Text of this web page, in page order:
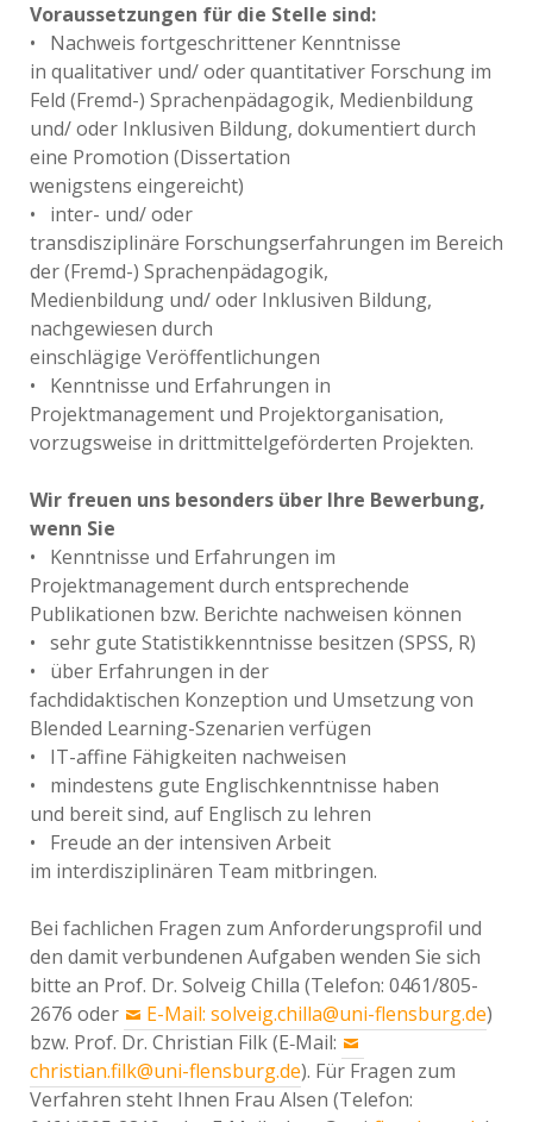
Voraussetzungen für die Stelle sind:
• Nachweis fortgeschrittener Kenntnisse
in qualitativer und/ oder quantitativer Forschung im
Feld (Fremd-) Sprachenpädagogik, Medienbildung
und/ oder Inklusiven Bildung, dokumentiert durch
eine Promotion (Dissertation
wenigstens eingereicht)
• inter- und/ oder
transdisziplinäre Forschungserfahrungen im Bereich
der (Fremd-) Sprachenpädagogik,
Medienbildung und/ oder Inklusiven Bildung,
nachgewiesen durch
einschlägige Veröffentlichungen
• Kenntnisse und Erfahrungen in
Projektmanagement und Projektorganisation,
vorzugsweise in drittmittelgeförderten Projekten.
Wir freuen uns besonders über Ihre Bewerbung,
wenn Sie
• Kenntnisse und Erfahrungen im
Projektmanagement durch entsprechende
Publikationen bzw. Berichte nachweisen können
• sehr gute Statistikkenntnisse besitzen (SPSS, R)
• über Erfahrungen in der
fachdidaktischen Konzeption und Umsetzung von
Blended Learning-Szenarien verfügen
• IT-affine Fähigkeiten nachweisen
• mindestens gute Englischkenntnisse haben
und bereit sind, auf Englisch zu lehren
• Freude an der intensiven Arbeit
im interdisziplinären Team mitbringen.
Bei fachlichen Fragen zum Anforderungsprofil und
den damit verbundenen Aufgaben wenden Sie sich
bitte an Prof. Dr. Solveig Chilla (Telefon: 0461/805-
2676 oder
E-Mail: solveig.chilla@uni-flensburg.de)
bzw. Prof. Dr. Christian Filk (E‐Mail:
christian.filk@uni-flensburg.de). Für Fragen zum
Verfahren steht Ihnen Frau Alsen (Telefon: